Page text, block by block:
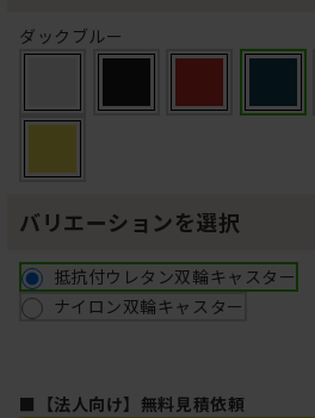
ダックブルー
バリエーションを選択
抵抗付ウレタン双輪キャスター
ナイロン双輪キャスター
■【法人向け】無料見積依頼